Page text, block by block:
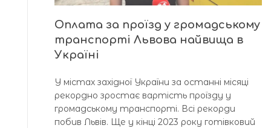
Оплата за проїзд у громадському
транспорті Львова найвища в
Україні
У містах західної України за останні місяці
рекордно зростає вартість проїзду у
громадському транспорті. Всі рекорди
побив Львів. Ще у кінці 2023 року готівковий